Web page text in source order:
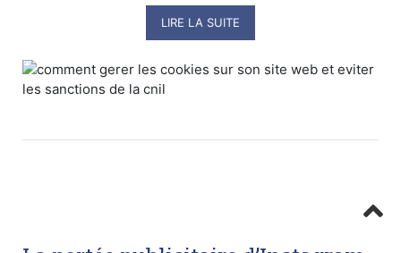
LIRE LA SUITE